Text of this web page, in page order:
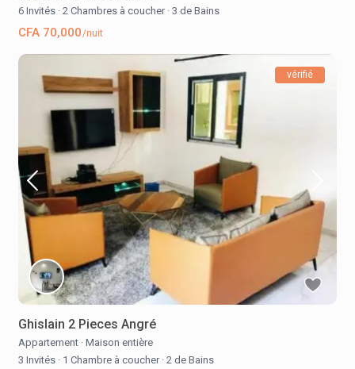
6 Invités · 2 Chambres à coucher · 3 de Bains
CFA 70,000/nuit
vérifié
Ghislain 2 Pieces Angré
Appartement · Maison entière
3 Invités · 1 Chambre à coucher · 2 de Bains